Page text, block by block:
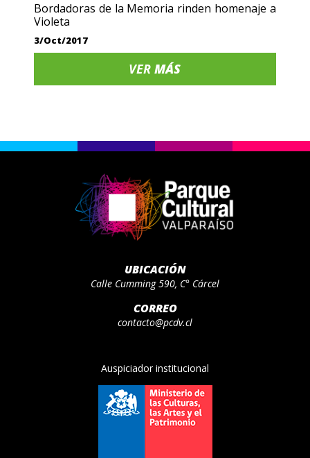
Bordadoras de la Memoria rinden homenaje a
Violeta
3/Oct/2017
VERMÁS
UBICACIÓN
Calle Cumming 590, C° Cárcel
CORREO
contacto@pcdv.cl
Auspiciador institucional